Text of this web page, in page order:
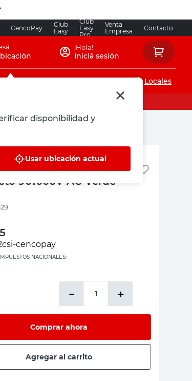
CencoPay
Club
Easy
Club
Easy
Pro
Venta
Empresa
Contacto
disponibilidad y
Usar ubicación actual
¡Hola!
Iniciá sesión
Locales
de Voltaje Sin
901000V AC Verde
NACIONALES:
＋
－
Comprar ahora
Agregar al carrito